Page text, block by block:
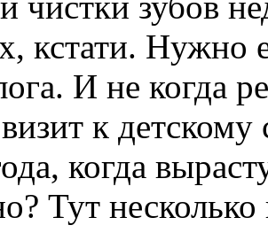
кстати. Нужно
И не когда
к детскому
когда
Тут